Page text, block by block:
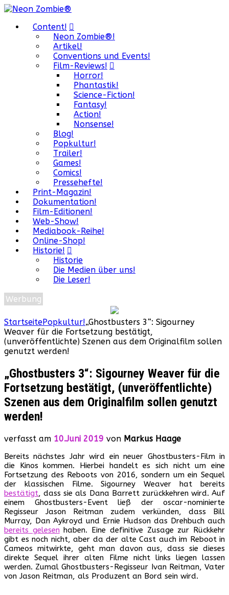
Content!
Neon Zombie®!
Artikel!
Conventions und Events!
Film-Reviews!
Horror!
Phantastik!
Science-Fiction!
Fantasy!
Action!
Nonsense!
Blog!
Popkultur!
Trailer!
Games!
Comics!
Pressehefte!
Print-Magazin!
Dokumentation!
Film-Editionen!
Web-Show!
Mediabook-Reihe!
Online-Shop!
Historie!
Historie
Die Medien über uns!
Die Leser!
Werbung
StartseitePopkultur!„Ghostbusters 3“: Sigourney
Weaver für die Fortsetzung bestätigt,
(unveröffentlichte) Szenen aus dem Originalfilm sollen
genutzt werden!
„Ghostbusters 3“: Sigourney Weaver für die
Fortsetzung bestätigt, (unveröffentlichte)
Szenen aus dem Originalfilm sollen genutzt
werden!
verfasst am 10.Juni 2019 von Markus Haage
Bereits nächstes Jahr wird ein neuer Ghostbusters-Film in
die Kinos kommen. Hierbei handelt es sich nicht um eine
Fortsetzung des Reboots von 2016, sondern um ein Sequel
der klassischen Filme. Sigourney Weaver hat bereits
bestätigt, dass sie als Dana Barrett zurückkehren wird. Auf
einem Ghostbusters-Event ließ der oscar-nominierte
Regisseur Jason Reitman zudem verkünden, dass Bill
Murray, Dan Aykroyd und Ernie Hudson das Drehbuch auch
bereits gelesen haben. Eine definitive Zusage zur Rückkehr
gibt es noch nicht, aber da der alte Cast auch im Reboot in
Cameos mitwirkte, geht man davon aus, dass sie dieses
direkte Sequel ihrer alten Filme nicht links liegen lassen
werden. Zumal Ghostbusters-Regisseur Ivan Reitman, Vater
von Jason Reitman, als Produzent an Bord sein wird.